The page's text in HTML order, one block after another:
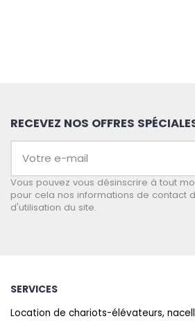
RECEVEZ NOS OFFRES
Vous pouvez vous désinscrire à tout
pour cela nos informations de contact
d'utilisation du site.
SERVICES
Location de chariots-élévateurs,